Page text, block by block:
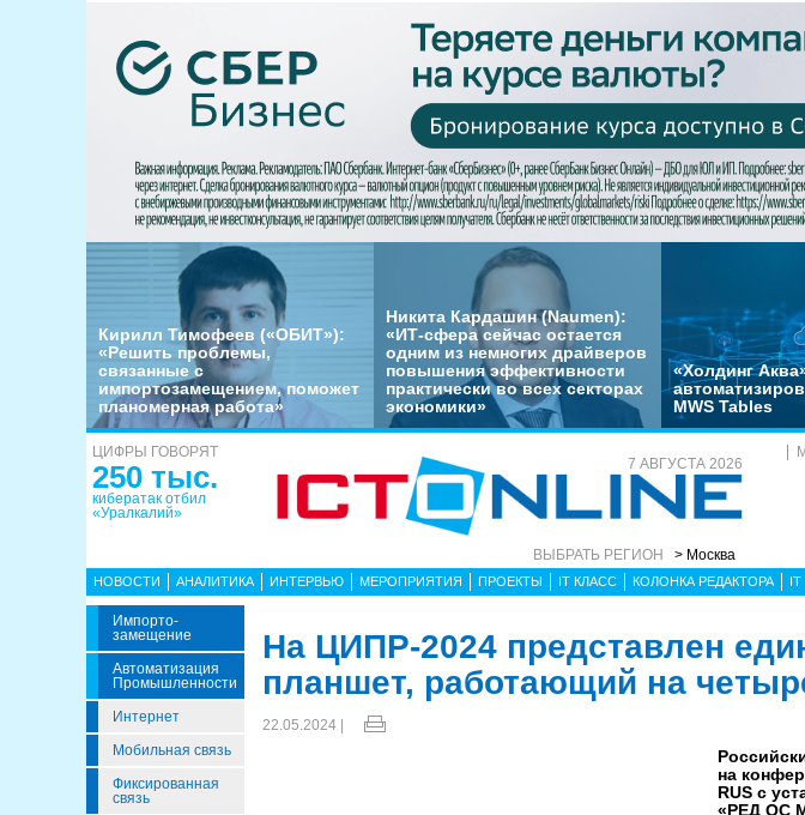
Кирилл Тимофеев («ОБИТ»):
«Решить проблемы,
связанные с
импортозамещением, поможет
планомерная работа»
Никита Кардашин (Naumen):
«ИТ-сфера сейчас остается
одним из немногих драйверов
повышения эффективности
практически во всех секторах
экономики»
«Холдинг
MWS Tables
ЦИФРЫ ГОВОРЯТ
250 тыс.
кибератак отбил
«Уралкалий»
7 АВГУСТА 2026
ВЫБРАТЬ РЕГИОН > Москва
НОВОСТИ АНАЛИТИКА ИНТЕРВЬЮ МЕРОПРИЯТИЯ ПРОЕКТЫ IT КЛАСС КОЛОНКА РЕДАКТОРА
Импорто­
Замещение
Автоматизация
Промышленности
Интернет
Мобильная связь
Фиксированная
связь
На ЦИПР-2024 представлен
планшет, работающий на
22.05.2024 |
на
RUS с
«РЕД ОС